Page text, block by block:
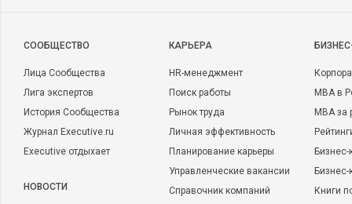
CООБЩЕСТВО
Лица Сообщества
Лига экспертов
История Сообщества
Журнал Executive.ru
Executive отдыхает
НОВОСТИ
КАРЬЕРА
HR-менеджмент
Поиск работы
Рынок труда
Личная эффективность
Планирование карьеры
Управленческие вакансии
Справочник компаний
MBA в
MBA
Бизнес-
Книги